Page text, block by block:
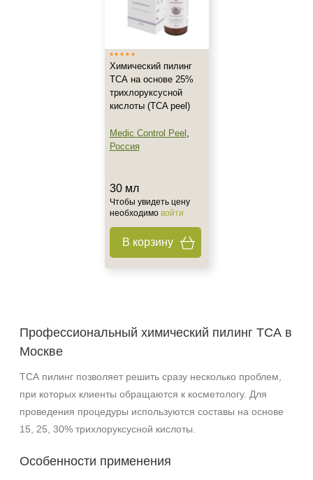
Химический пилинг
ТСА на основе 25%
трихлоруксусной
кислоты (TCA peel)
Medic Control Peel ,
Россия
30 мл
Чтобы увидеть цену
необходимо войти
В корзину
Профессиональный химический пилинг ТСА в
Москве
ТСА пилинг позволяет решить сразу несколько проблем,
при которых клиенты обращаются к косметологу. Для
проведения процедуры используются составы на основе
15, 25, 30% трихлоруксусной кислоты.
Особенности применения